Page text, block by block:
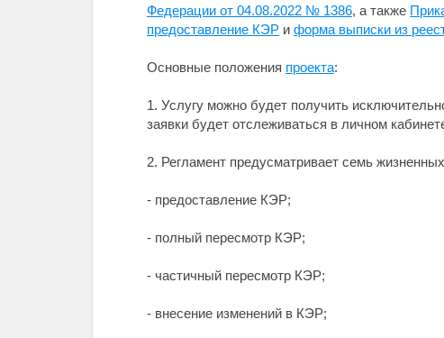
Федерации от 04.08.2022 № 1386, а также
предоставление КЭР и форма выписки из
Основные положения проекта:
1. Услугу можно будет получить
заявки будет отслеживаться в личном
2. Регламент предусматривает семь
- предоставление КЭР;
- полный пересмотр КЭР;
- частичный пересмотр КЭР;
- внесение изменений в КЭР;